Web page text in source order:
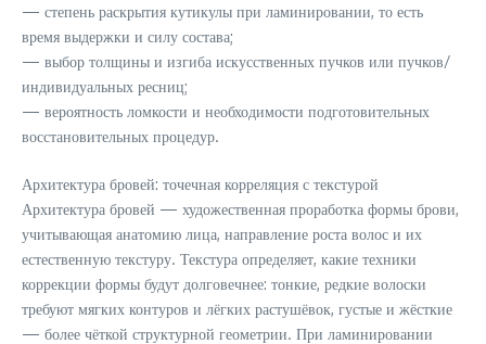
— степень раскрытия кутикулы при ламинировании, то есть
время выдержки и силу состава;
— выбор толщины и изгиба искусственных пучков или пучков/
индивидуальных ресниц;
— вероятность ломкости и необходимости подготовительных
восстановительных процедур.
Архитектура бровей: точечная корреляция с текстурой
Архитектура бровей — художественная проработка формы брови,
учитывающая анатомию лица, направление роста волос и их
естественную текстуру. Текстура определяет, какие техники
коррекции формы будут долговечнее: тонкие, редкие волоски
требуют мягких контуров и лёгких растушёвок, густые и жёсткие
— более чёткой структурной геометрии. При ламинировании